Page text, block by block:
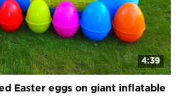
4:39
Easter eggs on giant inflatable